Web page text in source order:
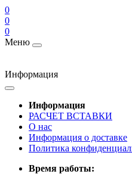
0
0
0
Меню
Информация
Информация
РАСЧЕТ ВСТАВКИ
О нас
Информация о доставке
Политика
Время работы: